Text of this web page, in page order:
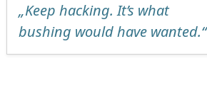
„Keep hacking. It’s what
bushing would have wanted.“